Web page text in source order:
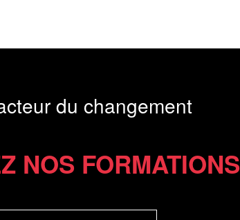
du changement
NOS FORMATIONS